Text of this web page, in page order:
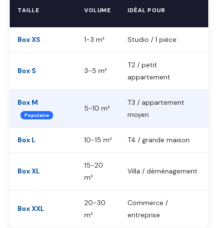
TAILLE VOLUME IDÉAL POUR
Box XS 1-3 m³ Studio / 1 pièce
Box S 3-5 m³
T2 / petit
appartement
Box M
Populaire
5-10 m³
T3 / appartement
moyen
Box L 10-15 m³ T4 / grande maison
Box XL
15-20
m³
Villa / déménagement
Box XXL
20-30
m³
Commerce /
entreprise